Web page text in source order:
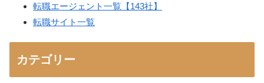
転職エージェント一覧【143社】
転職サイト一覧
カテゴリー